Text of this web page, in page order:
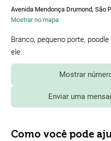
Avenida Mendonça Drumond, São
Mostrar no mapa
Branco, pequeno porte,
ele.
Mostrar
Enviar uma
Como você pode